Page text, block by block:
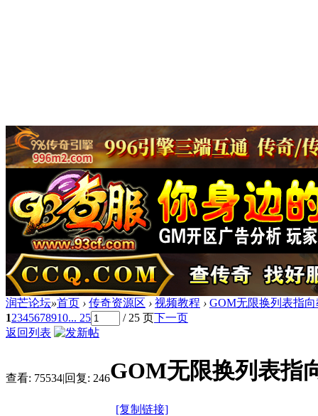
润芒论坛»首页 › 传奇资源区 › 视频教程 › GOM无限换列表指
12345678910... 25 / 25 页下一页
返回列表
查看: 75534|回复: 246GOM无限换列表指
[复制链接]